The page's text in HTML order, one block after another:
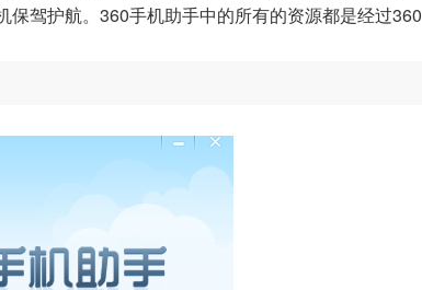
驾护航。360手机助手中的所有的资源都是经过360